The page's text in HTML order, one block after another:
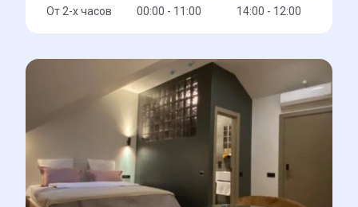
От 2-x часов 00:00 - 11:00 14:00 - 12:00